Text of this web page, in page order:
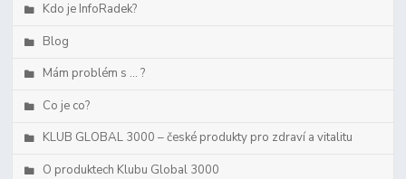
Kdo je InfoRadek?
Blog
Mám problém s ... ?
Co je co?
KLUB GLOBAL 3000 – české produkty pro zdraví a vitalitu
O produktech Klubu Global 3000